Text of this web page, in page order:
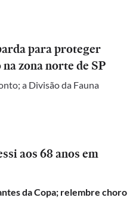
para proteger
zona norte de SP
a Divisão da Fauna
aos 68 anos em
da Copa; relembre choro